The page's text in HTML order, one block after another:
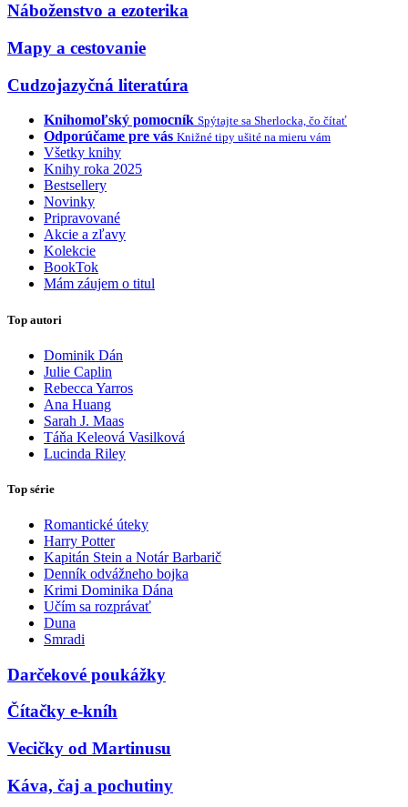
Náboženstvo a ezoterika
Mapy a cestovanie
Cudzojazyčná literatúra
Knihomoľský pomocník Spýtajte sa Sherlocka, čo čítať
Odporúčame pre vás Knižné tipy ušité na mieru vám
Všetky knihy
Knihy roka 2025
Bestsellery
Novinky
Pripravované
Akcie a zľavy
Kolekcie
BookTok
Mám záujem o titul
Top autori
Dominik Dán
Julie Caplin
Rebecca Yarros
Ana Huang
Sarah J. Maas
Táňa Keleová Vasilková
Lucinda Riley
Top série
Romantické úteky
Harry Potter
Kapitán Stein a Notár Barbarič
Denník odvážneho bojka
Krimi Dominika Dána
Učím sa rozprávať
Duna
Smradi
Darčekové poukážky
Čítačky e-kníh
Vecičky od Martinusu
Káva, čaj a pochutiny